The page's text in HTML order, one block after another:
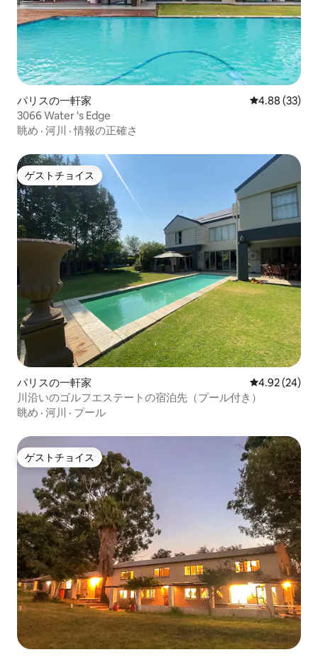
パリスの一軒家 レビュー33
4.88 (33)
3066 Water 's Edge
眺め · 河川 ·情報の正確さ
ゲストチョイス
ゲストチョイス
パリスの一軒家 レビュー24
4.92 (24)
川沿いのゴルフエステートの宿泊先（プール付き）
眺め · 河川 · プール
ゲストチョイス
ゲストチョイス